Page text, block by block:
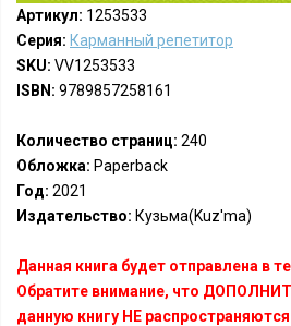
Артикул: 1253533
Серия: Карманный репетитор
SKU: VV1253533
ISBN: 9789857258161
Количество страниц: 240
Обложка: Paperback
Год: 2021
Издательство: Кузьма(Kuz'ma)
Данная книга будет отправлена в
Обратите внимание, что
данную книгу НЕ